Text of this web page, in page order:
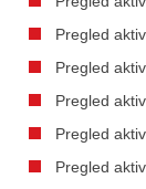
Pregled
Pregled
Pregled
Pregled
Pregled